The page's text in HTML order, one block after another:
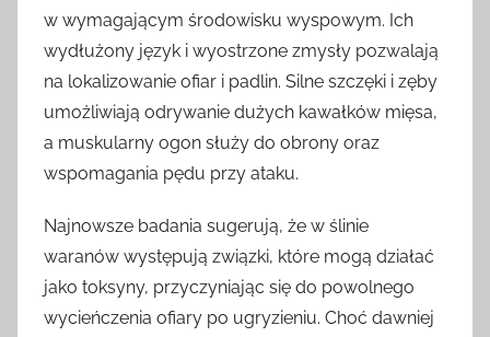
w wymagającym środowisku wyspowym. Ich
wydłużony język i wyostrzone zmysły pozwalają
na lokalizowanie ofiar i padlin. Silne szczęki i zęby
umożliwiają odrywanie dużych kawałków mięsa,
a muskularny ogon służy do obrony oraz
wspomagania pędu przy ataku.
Najnowsze badania sugerują, że w ślinie
waranów występują związki, które mogą działać
jako toksyny, przyczyniając się do powolnego
wycieńczenia ofiary po ugryzieniu. Choć dawniej